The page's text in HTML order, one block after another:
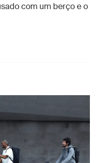
com um berço e o